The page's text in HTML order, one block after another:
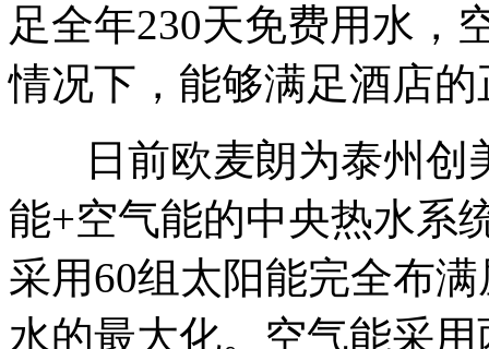
足全年230天免费用水，
情况下，能够满足酒店
日前欧麦朗为泰州
能+空气能的中央热水系
采用60组太阳能完全布
水的最大化。空气能采